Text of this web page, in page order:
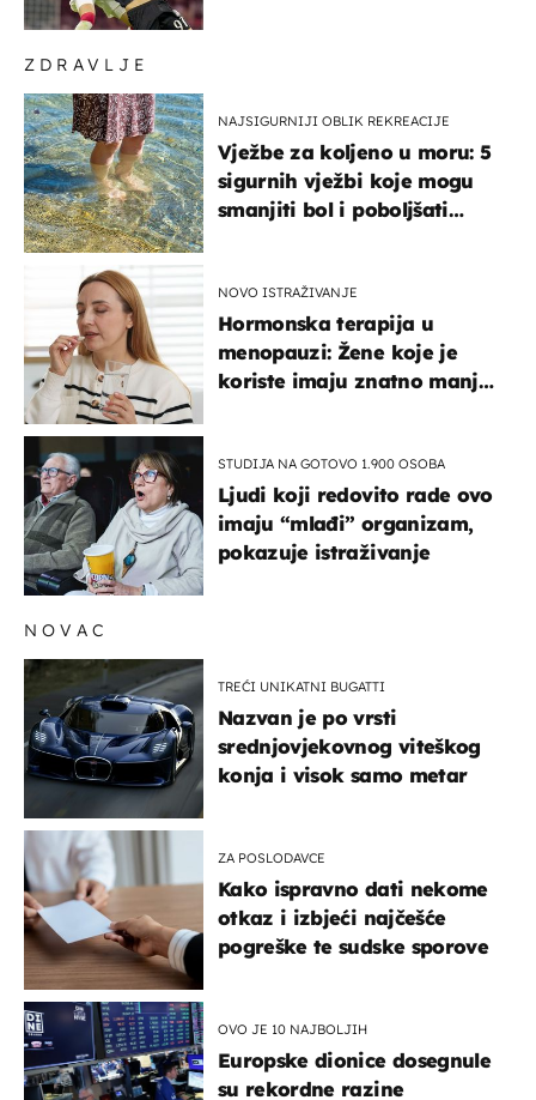
ZDRAVLJE
NAJSIGURNIJI OBLIK REKREACIJE
Vježbe za koljeno u moru: 5
sigurnih vježbi koje mogu
smanjiti bol i poboljšati
NOVO ISTRAŽIVANJE
Hormonska terapija u
menopauzi: Žene koje je
koriste imaju znatno manji
STUDIJA NA GOTOVO 1.900 OSOBA
Ljudi koji redovito rade ovo
imaju “mlađi” organizam,
pokazuje istraživanje
NOVAC
TREĆI UNIKATNI BUGATTI
Nazvan je po vrsti
srednjovjekovnog viteškog
konja i visok samo metar
ZA POSLODAVCE
Kako ispravno dati nekome
otkaz i izbjeći najčešće
pogreške te sudske sporove
OVO JE 10 NAJBOLJIH
Europske dionice dosegnule
su rekordne razine